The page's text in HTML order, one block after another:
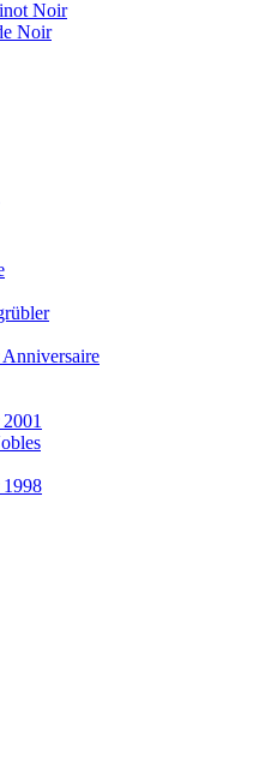
Noir
Noir